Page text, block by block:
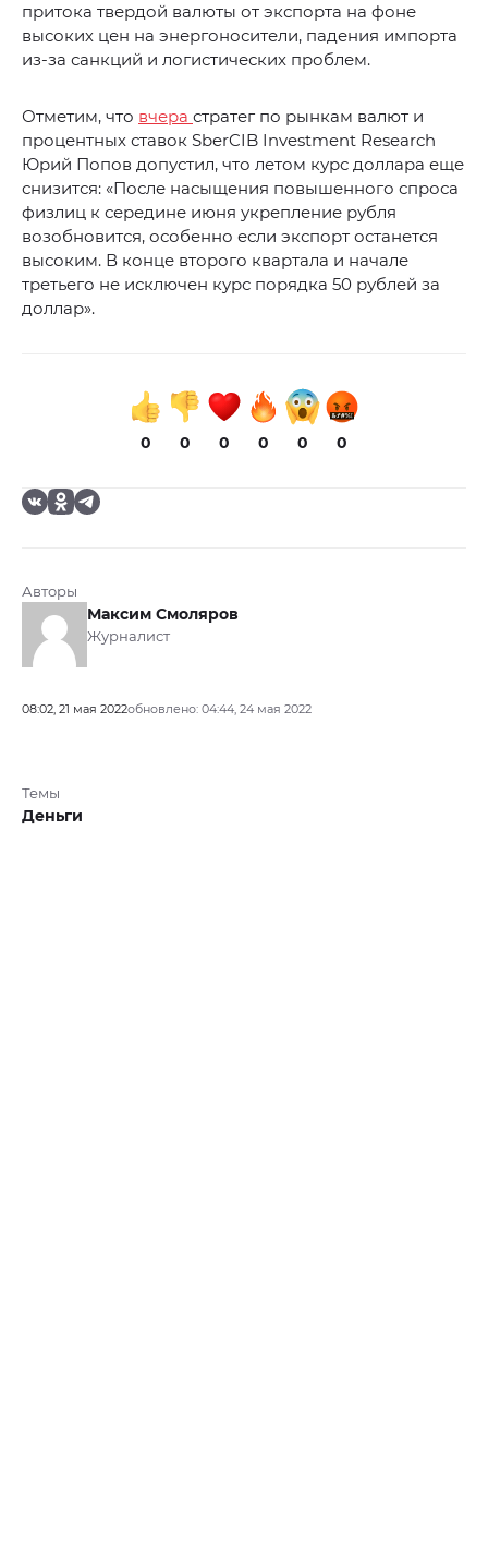
притока твердой валюты от экспорта на фоне
высоких цен на энергоносители, падения импорта
из-за санкций и логистических проблем.
Отметим, что вчера стратег по рынкам валют и
процентных ставок SberCIB Investment Research
Юрий Попов допустил, что летом курс доллара еще
снизится: «После насыщения повышенного спроса
физлиц к середине июня укрепление рубля
возобновится, особенно если экспорт останется
высоким. В конце второго квартала и начале
третьего не исключен курс порядка 50 рублей за
доллар».
0 0 0 0 0 0
Авторы
Максим Смоляров
Журналист
08:02, 21 мая 2022обновлено: 04:44, 24 мая 2022
Темы
Деньги